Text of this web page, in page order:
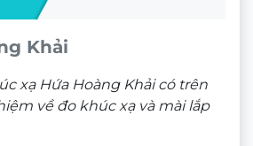
Khải
xạ Hứa Hoàng Khải có trên
về đo khúc xạ và mài lắp